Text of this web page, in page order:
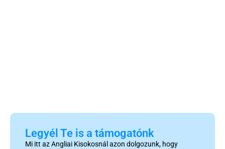
Legyél Te is a támogatónk
Mi itt az Angliai Kisokosnál azon dolgozunk, hogy